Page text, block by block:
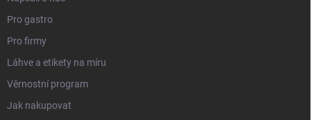
Pro gastro
Pro firmy
Láhve a etikety na míru
Věrnostní program
Jak nakupovat